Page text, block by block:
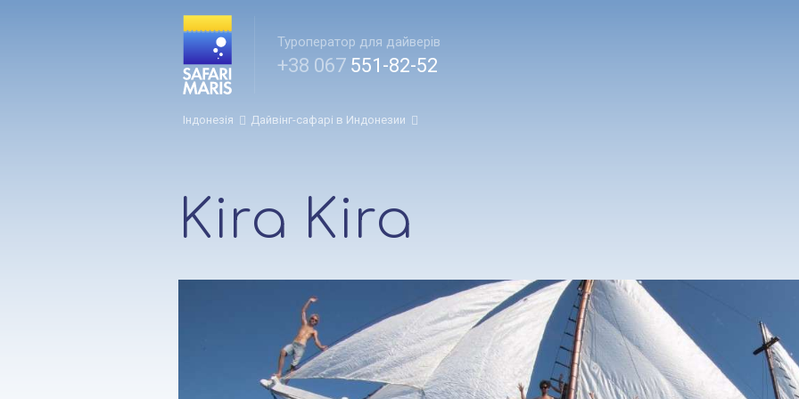
Туроператор для дайверів
+38 067551-82-52
Індонезія Дайвінг-сафарі в Индонезии
Kira Kira